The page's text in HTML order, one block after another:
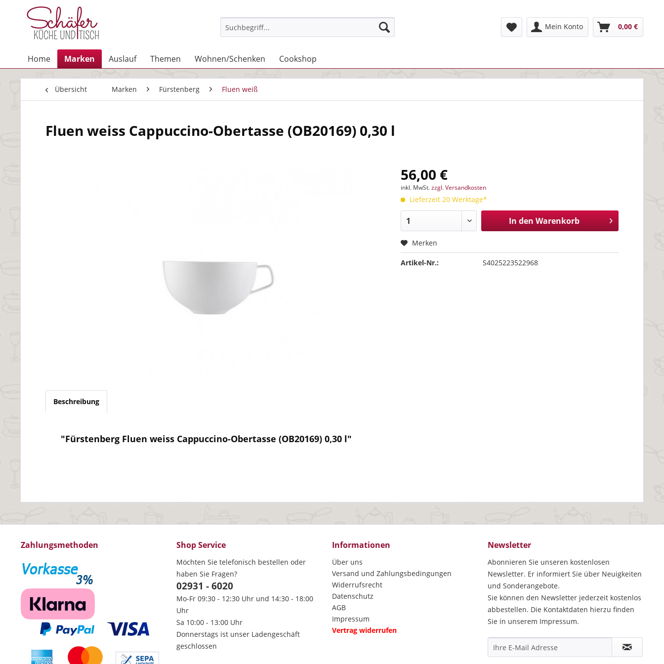
Mein Konto 0,00 €
Home Marken Auslauf Themen Wohnen/Schenken Cookshop
Übersicht Marken Fürstenberg Fluen weiß
Fluen weiss Cappuccino-Obertasse (OB20169) 0,30 l
56,00 €
inkl. MwSt.zzgl. Versandkosten
Lieferzeit 20 Werktage*
In den Warenkorb
Merken
Artikel-Nr.: S4025223522968
Beschreibung
"Fürstenberg Fluen weiss Cappuccino-Obertasse (OB20169) 0,30 l"
Zahlungsmethoden Shop Service
Möchten Sie telefonisch bestellen oder
haben Sie Fragen?
02931 - 6020
Mo-Fr 09:30 - 12:30 Uhr und 14:30 - 18:00
Uhr
Sa 10:00 - 13:00 Uhr
Donnerstags ist unser Ladengeschäft
geschlossen
Informationen
Über uns
Versand und Zahlungsbedingungen
Widerrufsrecht
Datenschutz
AGB
Impressum
Vertrag widerrufen
Newsletter
Abonnieren Sie unseren kostenlosen
Newsletter. Er informiert Sie über Neuigkeiten
und Sonderangebote.
Sie können den Newsletter jederzeit kostenlos
abbestellen. Die Kontaktdaten hierzu finden
Sie in unserem Impressum.